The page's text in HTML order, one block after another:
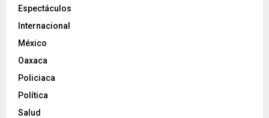
Espectáculos
Internacional
México
Oaxaca
Policiaca
Política
Salud